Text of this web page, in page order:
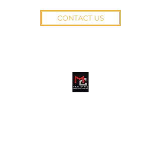
CONTACT US